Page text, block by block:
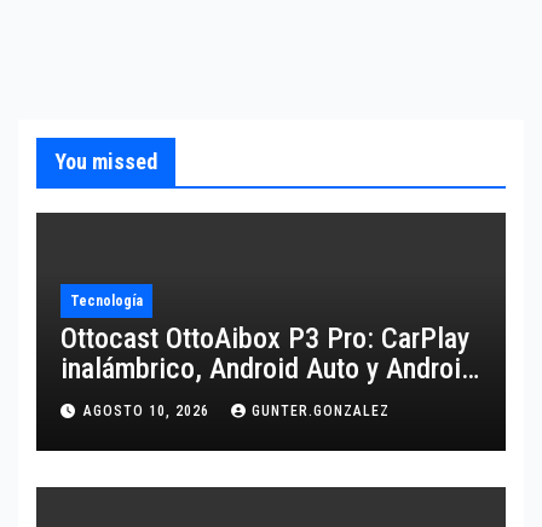
You missed
Tecnología
Ottocast OttoAibox P3 Pro: CarPlay
inalámbrico, Android Auto y Android
13 para tu coche
AGOSTO 10, 2026 GUNTER.GONZALEZ